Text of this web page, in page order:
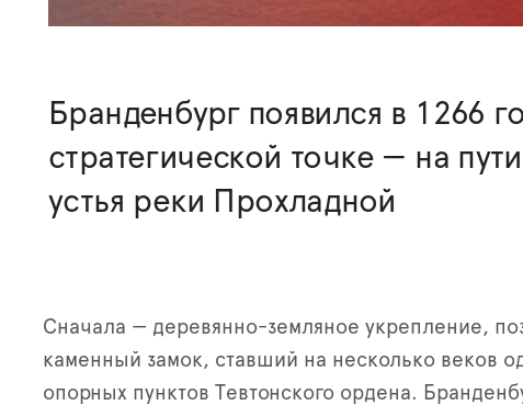
Бранденбург появился в 1266
стратегической точке — на
устья реки Прохладной
Сначала — деревянно-земляное укрепление,
каменный замок, ставший на несколько веков
опорных пунктов Тевтонского ордена.